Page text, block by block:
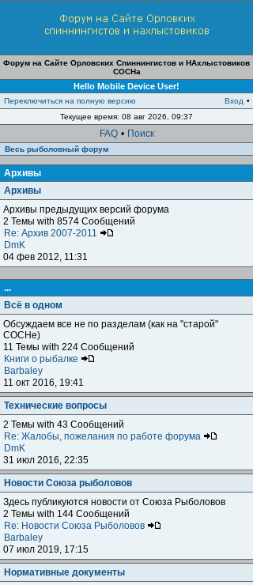
Форум на Сайте Орловских Спиннингистов и НАхлыстовиков
СОСНа
Hello Mobile Device User!
Переключиться на полную версию Вход •
Текущее время: 08 авг 2026, 09:37
FAQ • Поиск
Весь рыболовный форум
Архивы
Архивы
Архивы предыдущих версий форума
2 Темы with 8574 Сообщений
Re: Архив 2007-2011
DmK
04 фев 2012, 11:31
...
Всё в одном
Обсуждаем все не по разделам (как на "старой"
СОСНе)
11 Темы with 224 Сообщений
Книги о рыбалке
Barbaley
11 окт 2016, 19:41
Технические вопросы
2 Темы with 43 Сообщений
Re: Жалобы, пожелания по работе форума
DmK
31 июл 2016, 22:35
Новости Союза рыболовов
Здесь публикуются новости от Союза Рыболовов
2 Темы with 144 Сообщений
Re: Новости Союза Рыболовов
Barbaley
07 июл 2019, 17:15
Нормативные документы